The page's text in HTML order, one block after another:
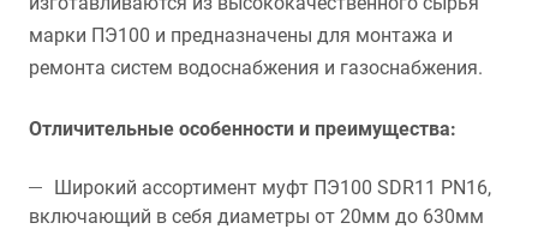
марки ПЭ100 и предназначены для монтажа и
ремонта систем водоснабжения и газоснабжения.
Отличительные особенности и преимущества:
Широкий ассортимент муфт ПЭ100 SDR11 PN16,
включающий в себя диаметры от 20мм до 630мм